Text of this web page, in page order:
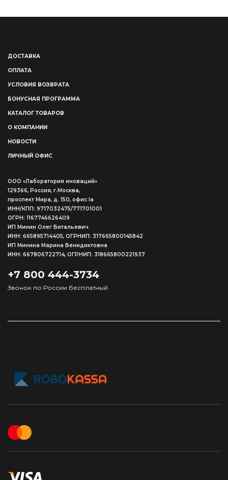
ДОСТАВКА
ОПЛАТА
УСЛОВИЯ ВОЗВРАТА
БОНУСНАЯ ПРОГРАММА
КАТАЛОГ ТОВАРОВ
О КОМПАНИИ
НОВОСТИ
ЛИЧНЫЙ ОФИС
ООО «Лаборатория иноваций»
129366, Россия, г.Москва,
проспект Мира, д. 150, офис Ia
ИНН/КПП: 9717032475/771701001
ОГРН: 1167746626409
ИП Минин Олег Витальевич
ИНН: 665895714405, ОГРНИП: 317665800145842
ИП Минина Марина Венидиктовна
ИНН: 667806722714, ОГРНИП: 318665800221937
+7 800 444-3734
Звонок по России бесплатный